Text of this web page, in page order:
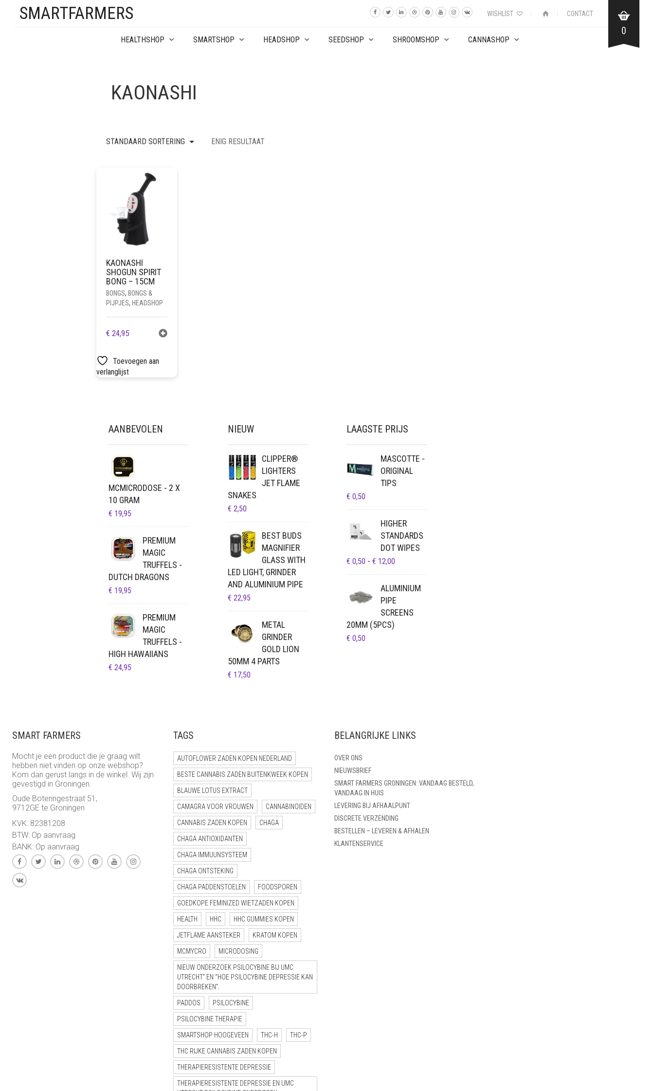
SMARTFARMERS WISHLIST CONTACT
0
HEALTHSHOP SMARTSHOP HEADSHOP SEEDSHOP SHROOMSHOP CANNASHOP
KAONASHI
STANDAARD SORTERING ENIG RESULTAAT
KAONASHI
SHOGUN SPIRIT
BONG – 15CM
BONGS, BONGS &
PIJPJES, HEADSHOP
€ 24,95
Toevoegen aan
verlanglijst
AANBEVOLEN
MCMICRODOSE - 2 X
10 GRAM
€ 19,95
PREMIUM
MAGIC
TRUFFELS -
DUTCH DRAGONS
€ 19,95
PREMIUM
MAGIC
TRUFFELS -
HIGH HAWAIIANS
€ 24,95
NIEUW
CLIPPER®
LIGHTERS
JET FLAME
SNAKES
€ 2,50
BEST BUDS
MAGNIFIER
GLASS WITH
LED LIGHT, GRINDER
AND ALUMINIUM PIPE
€ 22,95
METAL
GRINDER
GOLD LION
50MM 4 PARTS
€ 17,50
LAAGSTE PRIJS
MASCOTTE -
ORIGINAL
TIPS
€ 0,50
HIGHER
STANDARDS
DOT WIPES
€ 0,50 - € 12,00
€ 12,00
ALUMINIUM
PIPE
SCREENS
20MM (5PCS)
€ 0,50
SMART FARMERS
Mocht je een product die je graag wilt
hebben niet vinden op onze webshop?
Kom dan gerust langs in de winkel. Wij zijn
gevestigd in Groningen.
Oude Boteringestraat 51,
9712GE te Groningen
KVK: 82381208
BTW: Op aanvraag
BANK: Op aanvraag
TAGS
AUTOFLOWER ZADEN KOPEN NEDERLAND
BESTE CANNABIS ZADEN BUITENKWEEK KOPEN
BLAUWE LOTUS EXTRACT
CAMAGRA VOOR VROUWEN CANNABINOIDEN
CANNABIS ZADEN KOPEN CHAGA
CHAGA ANTIOXIDANTEN
CHAGA IMMUUNSYSTEEM
CHAGA ONTSTEKING
CHAGA PADDENSTOELEN FOODSPOREN
GOEDKOPE FEMINIZED WIETZADEN KOPEN
HEALTH HHC HHC GUMMIES KOPEN
JETFLAME AANSTEKER KRATOM KOPEN
MCMYCRO MICRODOSING
NIEUW ONDERZOEK PSILOCYBINE BIJ UMC
UTRECHT” EN “HOE PSILOCYBINE DEPRESSIE KAN
DOORBREKEN”.
PADDOS PSILOCYBINE
PSILOCYBINE THERAPIE
SMARTSHOP HOOGEVEEN THC-H THC-P
THC RIJKE CANNABIS ZADEN KOPEN
THERAPIERESISTENTE DEPRESSIE
THERAPIERESISTENTE DEPRESSIE EN UMC
BELANGRIJKE LINKS
OVER ONS
NIEUWSBRIEF
SMART FARMERS GRONINGEN: VANDAAG BESTELD,
VANDAAG IN HUIS
LEVERING BIJ AFHAALPUNT
DISCRETE VERZENDING
BESTELLEN – LEVEREN & AFHALEN
KLANTENSERVICE